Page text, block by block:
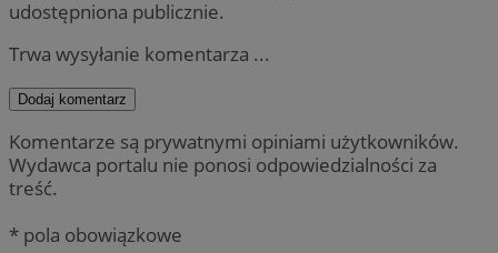
udostępniona publicznie.
Trwa wysyłanie komentarza ...
Dodaj komentarz
Komentarze są prywatnymi opiniami użytkowników.
Wydawca portalu nie ponosi odpowiedzialności za
treść.
* pola obowiązkowe